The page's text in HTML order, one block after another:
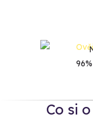
Co si